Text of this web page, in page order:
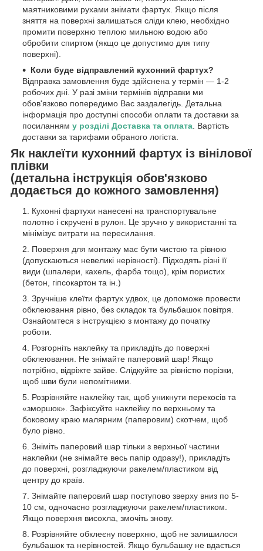
маятниковими рухами знімати фартух. Якщо після
зняття на поверхні залишаться сліди клею, необхідно
промити поверхню теплою мильною водою або
обробити спиртом (якщо це допустимо для типу
поверхні).
Коли буде відправлений кухонний фартух?
Відправка замовлення буде здійснена у термін — 1-2
робочих дні. У разі зміни термінів відправки ми
обов'язково попередимо Вас заздалегідь. Детальна
інформація про доступні способи оплати та доставки за
посиланням у розділі Доставка та оплата . Вартість
доставки за тарифами обраного логіста.
Як наклеїти кухонний фартух із вінілової
плівки
(детальна інструкція обов'язково
додається до кожного замовлення)
Кухонні фартухи нанесені на транспортувальне
полотно і скручені в рулон. Це зручно у використанні та
мінімізує витрати на пересилання.
Поверхня для монтажу має бути чистою та рівною
(допускаються невеликі нерівності). Підходять різні її
види (шпалери, кахель, фарба тощо), крім пористих
(бетон, гіпсокартон та ін.)
Зручніше клеїти фартух удвох, це допоможе провести
обклеювання рівно, без складок та бульбашок повітря.
Ознайомтеся з інструкцією з монтажу до початку
роботи.
Розгорніть наклейку та прикладіть до поверхні
обклеювання. Не знімайте паперовий шар! Якщо
потрібно, відріжте зайве. Слідкуйте за рівністю порізки,
щоб шви були непомітними.
Розрівняйте наклейку так, щоб уникнути перекосів та
«зморшок». Зафіксуйте наклейку по верхньому та
боковому краю малярним (паперовим) скотчем, щоб
було рівно.
Зніміть паперовий шар тільки з верхньої частини
наклейки (не знімайте весь папір одразу!), прикладіть
до поверхні, розгладжуючи ракелем/пластиком від
центру до країв.
Знімайте паперовий шар поступово зверху вниз по 5-
10 см, одночасно розгладжуючи ракелем/пластиком.
Якщо поверхня висохла, змочіть знову.
Розрівняйте обклеєну поверхню, щоб не залишилося
бульбашок та нерівностей. Якщо бульбашку не вдається